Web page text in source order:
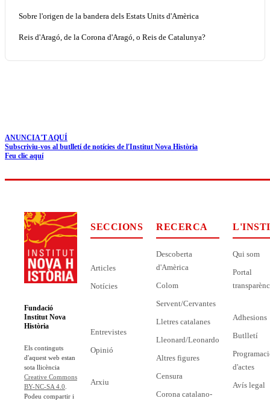
Sobre l'origen de la bandera dels Estats Units d'Amèrica
Reis d'Aragó, de la Corona d'Aragó, o Reis de Catalunya?
ANUNCIA'T AQUÍ
Subscriviu-vos al butlletí de notícies de l'Institut Nova Història
Feu clic aquí
Fundació
Institut Nova
Història
Els continguts
d'aquest web estan
sota llicència
Creative Commons
BY-NC-SA 4.0
Podeu compartir i
SECCIONS
Articles
Notícies
Entrevistes
Opinió
Arxiu
RECERCA
Descoberta
d'Amèrica
Colom
Servent/Cervantes
Lletres catalanes
Lleonard/Leonardo
Altres figures
Censura
Corona catalano-
Qui som
Portal
Adhesions
Butlletí
d'actes
Avís legal